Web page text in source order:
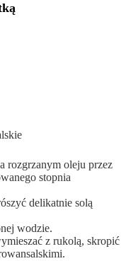
rozgrzanym oleju przez
stopnia
delikatnie solą
wodzie.
z rukolą, skropić